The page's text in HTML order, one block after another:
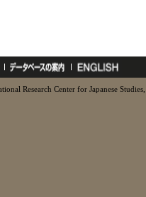
Research Center for Japanese